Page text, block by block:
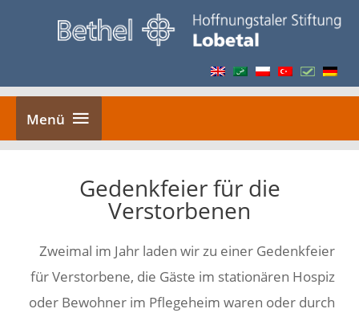
Skip
content
Menü
Menü
Gedenkfeier für die
Verstorbenen
Zweimal im Jahr laden wir zu einer Gedenkfeier
für Verstorbene, die Gäste im stationären Hospiz
oder Bewohner im Pflegeheim waren oder durch